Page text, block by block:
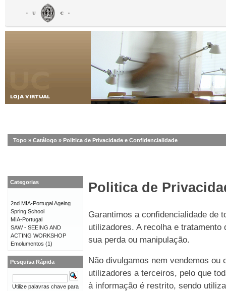
Topo » Catálogo » Politica de Privacidade e Confidencialidade
Politica de
Garantimos a confidencialidade de
utilizadores. A recolha e
sua perda ou manipulação.
Não divulgamos nem vendemos
utilizadores a terceiros, pelo que
à informação é restrito, sendo
Categorias
2nd MIA-Portugal Ageing
Spring School
MIA-Portugal
SAW - SEEING AND
ACTING WORKSHOP
Emolumentos (1)
Pesquisa Rápida
Utilize palavras chave para